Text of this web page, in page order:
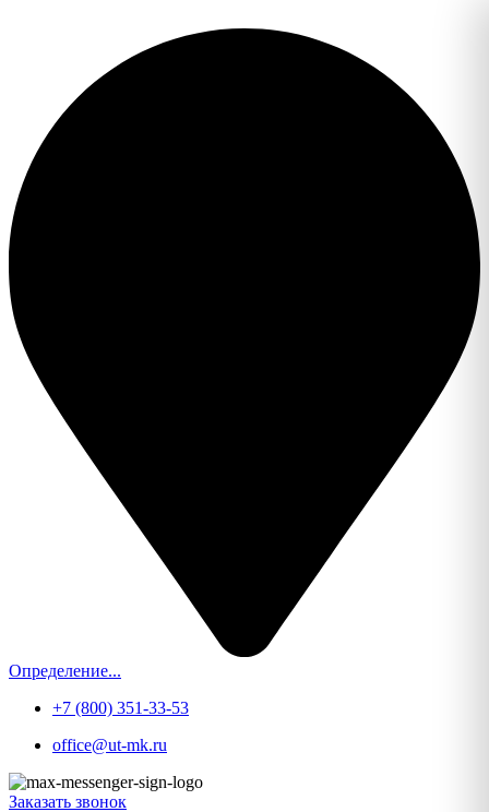
Определение...
+7 (800) 351-33-53
office@ut-mk.ru
Заказать звонок